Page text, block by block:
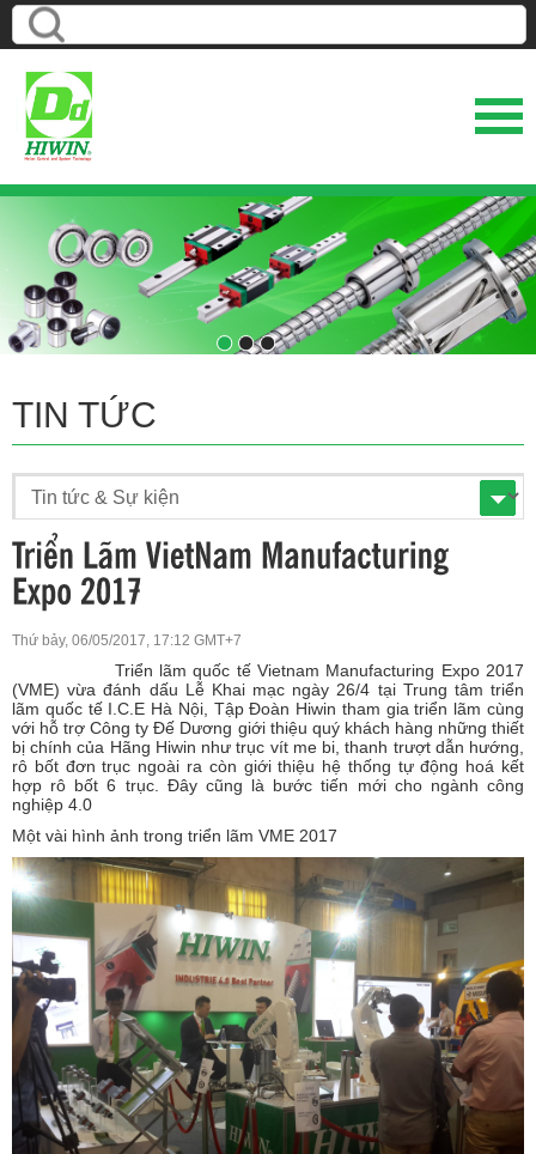
1 2 3
TIN TỨC
Thứ bảy, 06/05/2017, 17:12 GMT+7
Triển lãm quốc tế Vietnam Manufacturing Expo 2017
(VME) vừa đánh dấu Lễ Khai mạc ngày 26/4 tại Trung tâm triển
lãm quốc tế I.C.E Hà Nội, Tập Đoàn Hiwin tham gia triển lãm cùng
với hỗ trợ Công ty Đế Dương giới thiệu quý khách hàng những thiết
bị chính của Hãng Hiwin như trục vít me bi, thanh trượt dẫn hướng,
rô bốt đơn trục ngoài ra còn giới thiệu hệ thống tự động hoá kết
hợp rô bốt 6 trục. Đây cũng là bước tiến mới cho ngành công
nghiệp 4.0
Một vài hình ảnh trong triển lãm VME 2017